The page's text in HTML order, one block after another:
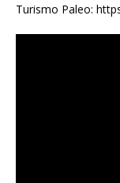
Turismo Paleo: